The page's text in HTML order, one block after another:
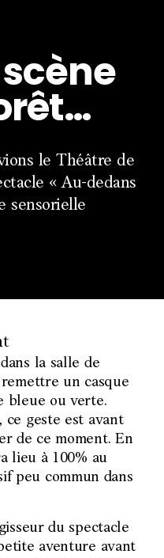
le Théâtre de
« Au-dedans
sensorielle
la salle de
un casque
bleue ou verte.
geste est avant
de ce moment. En
lieu à 100% au
peu commun dans
du spectacle
aventure avant